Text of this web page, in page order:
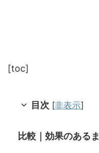
[toc]
目次 [非表示]
比較｜効果のある